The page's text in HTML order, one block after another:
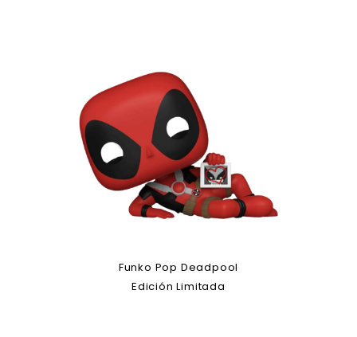
Funko Pop Deadpool
Edición Limitada